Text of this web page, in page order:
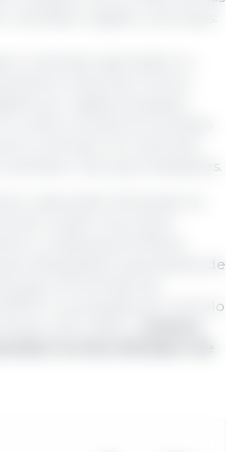
negativo, dos quais:
restritas e nas suas imediações.
capturados 322 javalis na
alto e baixo risco) pelo
e Segurança Pública
d'Esquadra), associações de
para a Prevenção de
e as equipas de controlo
até à data, o
na área afetada é de